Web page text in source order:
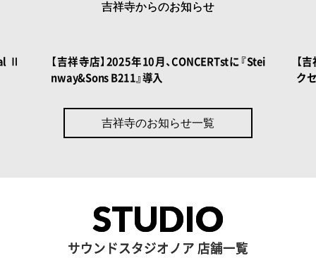
吉祥寺からのお知らせ
Ⅱ
【吉祥寺店】2025年10月、CONCERTstに『Stei
nway&Sons B211』導入
【
ク
吉祥寺のお知らせ一覧
STUDIO
サウンドスタジオノア 店舗一覧